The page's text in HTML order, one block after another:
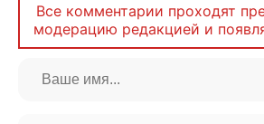
Все комментарии проходят
модерацию редакцией и